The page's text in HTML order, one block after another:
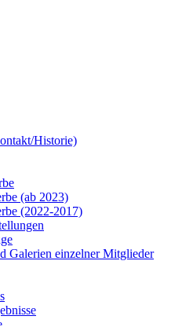
Historie)
(ab 2023)
(2022-2017)
Galerien einzelner Mitglieder